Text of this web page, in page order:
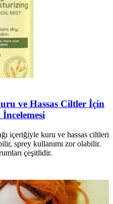
ve Hassas Ciltler İçin
içeriğiyle kuru ve hassas ciltleri
sprey kullanımı zor olabilir.
çeşitlidir.